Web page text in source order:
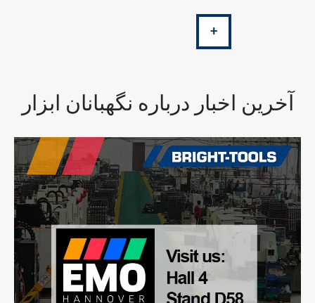
+
آخرین اخبار درباره نگهبانان ابزار